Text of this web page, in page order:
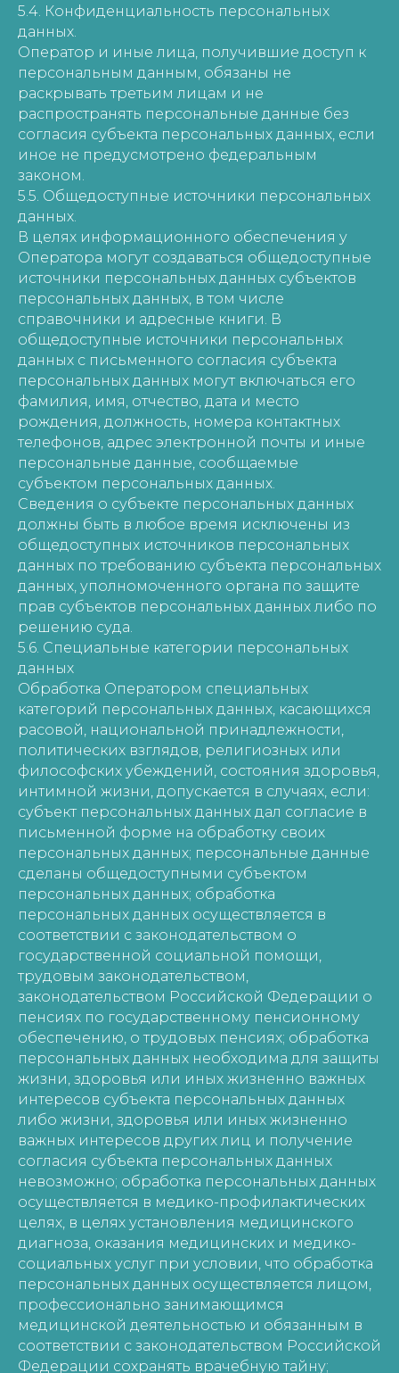
5.4. Конфиденциальность персональных
данных.
Оператор и иные лица, получившие доступ к
персональным данным, обязаны не
раскрывать третьим лицам и не
распространять персональные данные без
согласия субъекта персональных данных, если
иное не предусмотрено федеральным
законом.
5.5. Общедоступные источники персональных
данных.
В целях информационного обеспечения у
Оператора могут создаваться общедоступные
источники персональных данных субъектов
персональных данных, в том числе
справочники и адресные книги. В
общедоступные источники персональных
данных с письменного согласия субъекта
персональных данных могут включаться его
фамилия, имя, отчество, дата и место
рождения, должность, номера контактных
телефонов, адрес электронной почты и иные
персональные данные, сообщаемые
субъектом персональных данных.
Сведения о субъекте персональных данных
должны быть в любое время исключены из
общедоступных источников персональных
данных по требованию субъекта персональных
данных, уполномоченного органа по защите
прав субъектов персональных данных либо по
решению суда.
5.6. Специальные категории персональных
данных
Обработка Оператором специальных
категорий персональных данных, касающихся
расовой, национальной принадлежности,
политических взглядов, религиозных или
философских убеждений, состояния здоровья,
интимной жизни, допускается в случаях, если:
субъект персональных данных дал согласие в
письменной форме на обработку своих
персональных данных; персональные данные
сделаны общедоступными субъектом
персональных данных; обработка
персональных данных осуществляется в
соответствии с законодательством о
государственной социальной помощи,
трудовым законодательством,
законодательством Российской Федерации о
пенсиях по государственному пенсионному
обеспечению, о трудовых пенсиях; обработка
персональных данных необходима для защиты
жизни, здоровья или иных жизненно важных
интересов субъекта персональных данных
либо жизни, здоровья или иных жизненно
важных интересов других лиц и получение
согласия субъекта персональных данных
невозможно; обработка персональных данных
осуществляется в медико-профилактических
целях, в целях установления медицинского
диагноза, оказания медицинских и медико-
социальных услуг при условии, что обработка
персональных данных осуществляется лицом,
профессионально занимающимся
медицинской деятельностью и обязанным в
соответствии с законодательством Российской
Федерации сохранять врачебную тайну;